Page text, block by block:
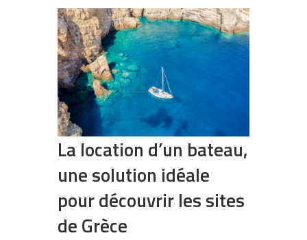
La location d’un bateau,
une solution idéale
pour découvrir les sites
de Grèce